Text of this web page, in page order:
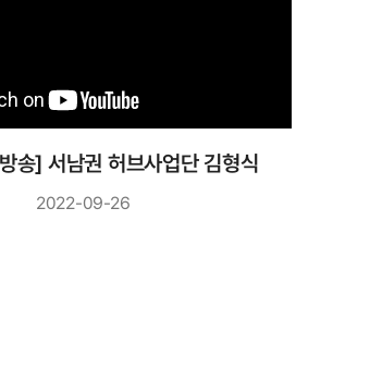
장 환영사
] 서남권 허브사업단 김형식 팀장 인터뷰
2022-09-26